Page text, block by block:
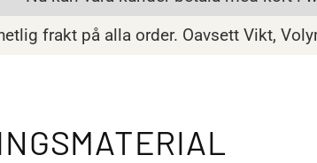
frakt på alla order. Oavsett Vikt,